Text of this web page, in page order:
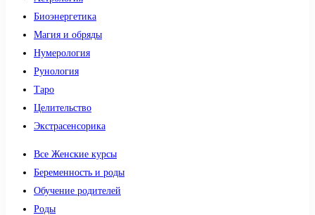
Биоэнергетика
Магия и обряды
Нумерология
Рунология
Таро
Целительство
Экстрасенсорика
Все Женские курсы
Беременность и роды
Обучение родителей
Роды